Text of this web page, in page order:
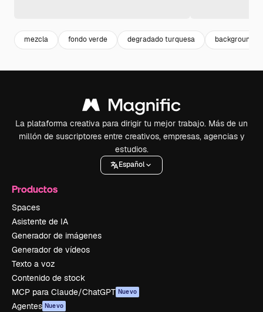
mezcla fondo verde degradado turquesa background
La plataforma creativa para dirigir tu mejor trabajo. Más de un
millón de suscriptores entre creativos, empresas, agencias y
estudios.
Español
Productos
Spaces
Asistente de IA
Generador de imágenes
Generador de vídeos
Texto a voz
Contenido de stock
MCP para Claude/ChatGPT Nuevo
Agentes Nuevo